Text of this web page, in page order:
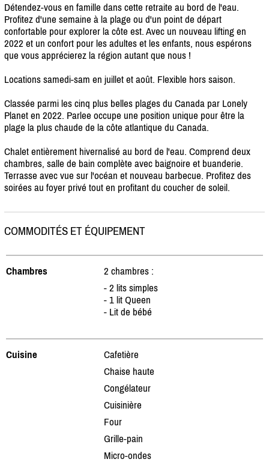
Détendez-vous en famille dans cette retraite au bord de l'eau.
Profitez d'une semaine à la plage ou d'un point de départ
confortable pour explorer la côte est. Avec un nouveau lifting en
2022 et un confort pour les adultes et les enfants, nous espérons
que vous apprécierez la région autant que nous !
Locations samedi-sam en juillet et août. Flexible hors saison.
Classée parmi les cinq plus belles plages du Canada par Lonely
Planet en 2022. Parlee occupe une position unique pour être la
plage la plus chaude de la côte atlantique du Canada.
Chalet entièrement hivernalisé au bord de l'eau. Comprend deux
chambres, salle de bain complète avec baignoire et buanderie.
Terrasse avec vue sur l'océan et nouveau barbecue. Profitez des
soirées au foyer privé tout en profitant du coucher de soleil.
COMMODITÉS ET ÉQUIPEMENT
Chambres
2 chambres :
- 2 lits simples
- 1 lit Queen
- Lit de bébé
Cuisine
Cafetière
Chaise haute
Congélateur
Cuisinière
Four
Grille-pain
Micro-ondes